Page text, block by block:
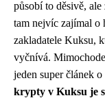
působí to děsivě,
tam nejvíc zajímal o
zakladatele Kuksu,
vyčnívá.
jeden super článek o
krypty v Kuksu je